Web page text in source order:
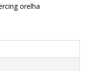
orelha